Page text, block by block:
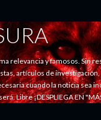
relevancia y famosos. Sin
artículos de
cuando la noticia sea
Libre ¡DESPLIEGA EN